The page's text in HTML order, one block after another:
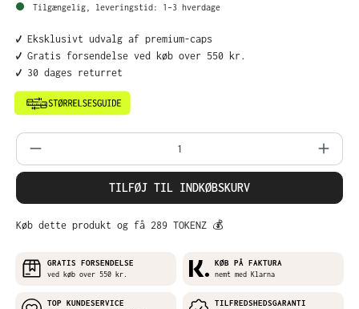
Tilgængelig, leveringstid: 1–3 hverdage
✔️ Eksklusivt udvalg af premium-caps
✔️ Gratis forsendelse ved køb over 550 kr.
✔️ 30 dages returret
Produktmængde: Indtast det ønskede
TILFØJ TIL INDKØBSKURV
Køb dette produkt og få 289 TOKENZ 💰
GRATIS FORSENDELSE
ved køb over 550 kr.
KØB PÅ FAKTURA
nemt med Klarna
TOP KUNDESERVICE
TILFREDSHEDSGARANTI